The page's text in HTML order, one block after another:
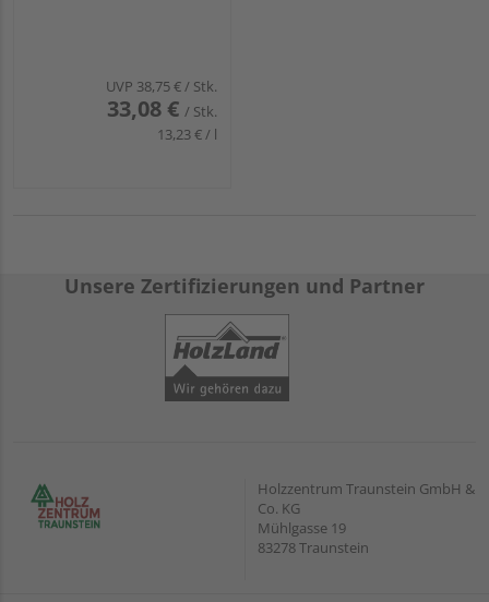
UVP 38,75 €/ Stk.
33,08 € / Stk.
13,23 € / l
Unsere Zertifizierungen und Partner
Holzzentrum Traunstein GmbH &
Co. KG
Mühlgasse 19
83278 Traunstein